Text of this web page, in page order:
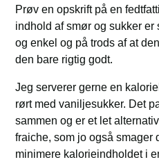
Prøv en opskrift på en
indhold af smør og sukker er
og enkel og på trods af at
den bare rigtig godt.
Jeg serverer gerne en
rørt med vaniljesukker. Det
sammen og er et let
fraiche, som jo også smager
minimere kalorieindholdet i